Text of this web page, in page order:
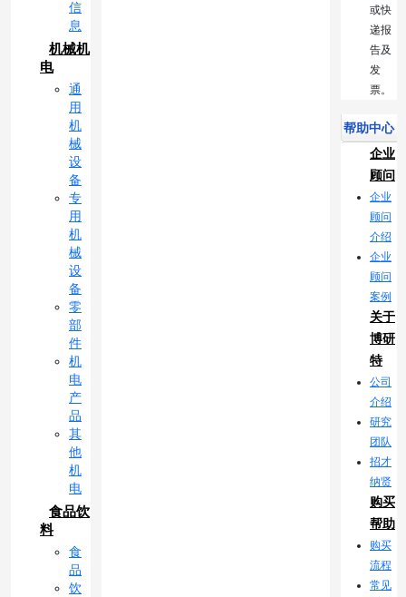
信
息
机械机
电
通
用
机
械
设
备
专
用
机
械
设
备
零
部
件
机
电
产
品
其
他
机
电
食品饮
料
食
品
饮
或快
递报
告及
发
票。
帮助中心
企业
顾问
企业
顾问
介绍
企业
顾问
案例
关于
博研
特
公司
介绍
研究
团队
招才
纳贤
购买
帮助
购买
流程
常见